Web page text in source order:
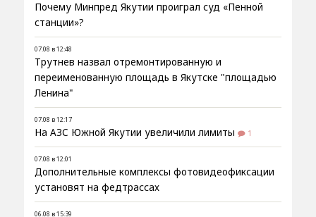
Почему Минпред Якутии проиграл суд «Пенной
станции»?
07.08 в 12:48
Трутнев назвал отремонтированную и
переименованную площадь в Якутске "площадью
Ленина"
07.08 в 12:17
На АЗС Южной Якутии увеличили лимиты 1
07.08 в 12:01
Дополнительные комплексы фотовидеофиксации
установят на федтрассах
06.08 в 15:39